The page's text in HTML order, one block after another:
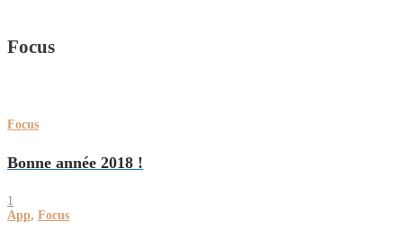
Focus
Focus
Bonne année 2018 !
1
App, Focus